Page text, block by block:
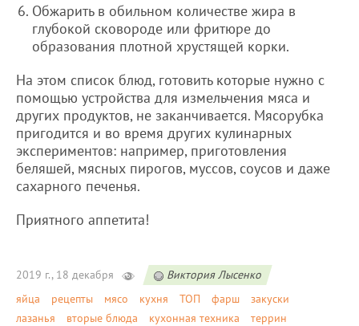
Обжарить в обильном количестве жира в
глубокой сковороде или фритюре до
образования плотной хрустящей корки.
На этом список блюд, готовить которые нужно с
помощью устройства для измельчения мяса и
других продуктов, не заканчивается. Мясорубка
пригодится и во время других кулинарных
экспериментов: например, приготовления
беляшей, мясных пирогов, муссов, соусов и даже
сахарного печенья.
Приятного аппетита!
2019 г., 18 декабря
Виктория Лысенко
яйца
рецепты мясо кухня ТОП фарш
закуски
лазанья
вторые блюда кухонная техника
террин